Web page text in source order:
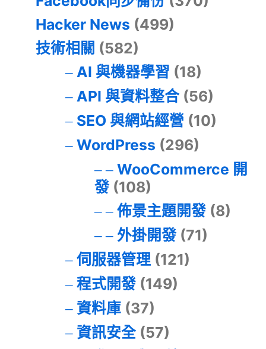
Hacker News (499)
技術相關 (582)
AI 與機器學習 (18)
API 與資料整合(56)
SEO 與網站經營 (10)
WordPress (296)
WooCommerce 開
發(108)
佈景主題開發(8)
外掛開發(71)
伺服器管理(121)
程式開發(149)
資料庫(37)
資訊安全(57)